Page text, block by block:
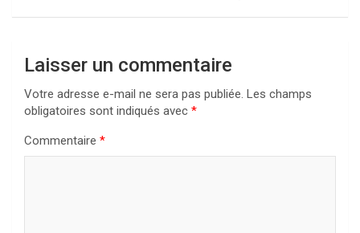
Laisser un commentaire
Votre adresse e-mail ne sera pas publiée. Les champs
obligatoires sont indiqués avec *
Commentaire *